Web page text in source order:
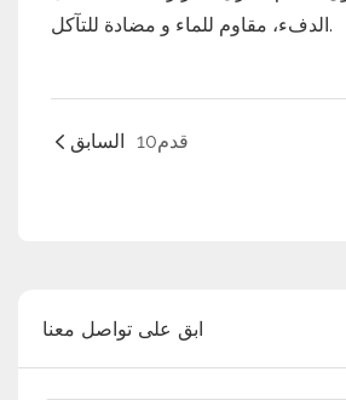
الدفء، مقاوم للماء و مضادة للتآكل.
السابق قدم10
ابق على تواصل معنا